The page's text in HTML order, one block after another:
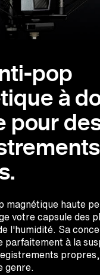
pop
à
pour
magnétique haute
votre capsule des
l'humidité. Sa
parfaitement à la
genre.